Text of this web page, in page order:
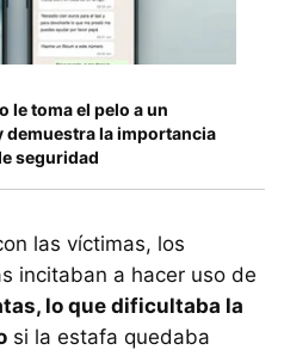
le toma el pelo a un
demuestra la importancia
seguridad
las víctimas, los
incitaban a hacer uso de
lo que dificultaba la
si la estafa quedaba